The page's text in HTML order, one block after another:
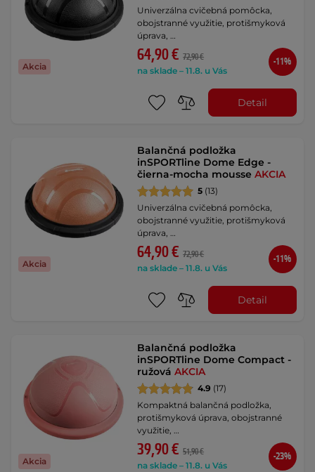
Akcia
Univerzálna cvičebná pomôcka,
obojstranné využitie, protišmyková
úprava, …
64,90 € 72,90 €
na sklade – 11.8. u Vás
-11%
Detail
Akcia
Balančná podložka
inSPORTline Dome Edge -
čierna-mocha mousseAKCIA
5 (13)
Univerzálna cvičebná pomôcka,
obojstranné využitie, protišmyková
úprava, …
64,90 € 72,90 €
na sklade – 11.8. u Vás
-11%
Detail
Akcia
Balančná podložka
inSPORTline Dome Compact -
ružováAKCIA
4.9 (17)
Kompaktná balančná podložka,
protišmyková úprava, obojstranné
využitie, …
39,90 € 51,90 €
na sklade – 11.8. u Vás
-23%